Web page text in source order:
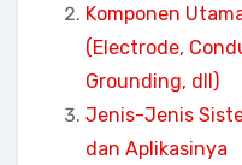
Komponen
(Electrode,
Grounding, dll)
Jenis-Jenis
dan Aplikasinya